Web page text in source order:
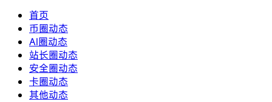
首页
币圈动态
AI圈动态
站长圈动态
安全圈动态
卡圈动态
其他动态